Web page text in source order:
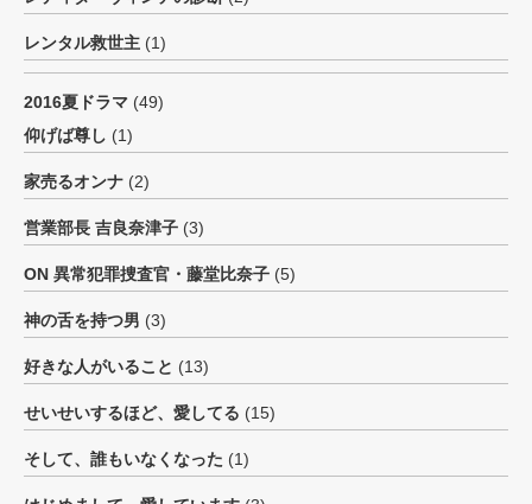
レンタル救世主 (1)
2016夏ドラマ (49)
仰げば尊し (1)
家売るオンナ (2)
営業部長 吉良奈津子 (3)
ON 異常犯罪捜査官・藤堂比奈子 (5)
神の舌を持つ男 (3)
好きな人がいること (13)
せいせいするほど、愛してる (15)
そして、誰もいなくなった (1)